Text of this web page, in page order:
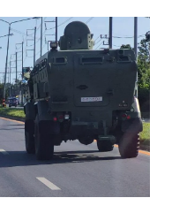
องตำรวจ สภ.ห้วยใหญ่